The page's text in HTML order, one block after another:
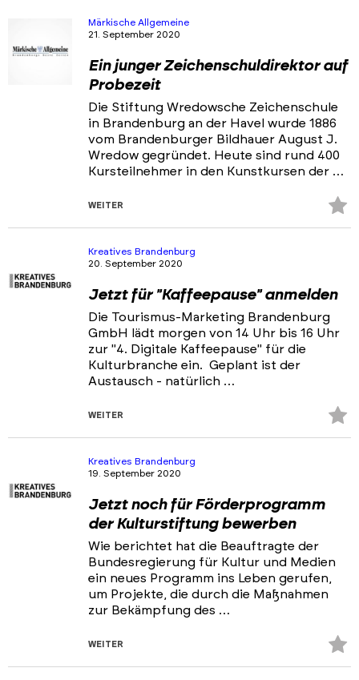
Portfolios
Veranstaltungen & Events
Märkische Allgemeine
21. September 2020
Ein junger Zeichenschuldirektor auf
Probezeit
Die Stiftung Wredowsche Zeichenschule
in Brandenburg an der Havel wurde 1886
vom Brandenburger Bildhauer August J.
Wredow gegründet. Heute sind rund 400
Kursteilnehmer in den Kunstkursen der …
WEITER
Kreatives Brandenburg
20. September 2020
Jetzt für "Kaffeepause" anmelden
Die Tourismus-Marketing Brandenburg
GmbH lädt morgen von 14 Uhr bis 16 Uhr
zur "4. Digitale Kaffeepause" für die
Kulturbranche ein. Geplant ist der
Austausch - natürlich …
WEITER
Kreatives Brandenburg
19. September 2020
Jetzt noch für Förderprogramm
der Kulturstiftung bewerben
Wie berichtet hat die Beauftragte der
Bundesregierung für Kultur und Medien
ein neues Programm ins Leben gerufen,
um Projekte, die durch die Maßnahmen
zur Bekämpfung des …
WEITER